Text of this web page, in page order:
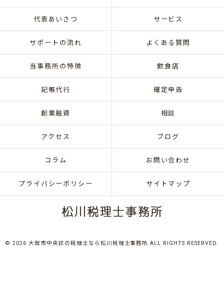
代表あいさつ サービス
サポートの流れ よくある質問
当事務所の特徴 飲食店
記帳代行 確定申告
創業融資 相談
アクセス ブログ
コラム お問い合わせ
プライバシーポリシー サイトマップ
© 2026 大阪市中央区の税理士なら松川税理士事務所 ALL RIGHTS RESERVED.